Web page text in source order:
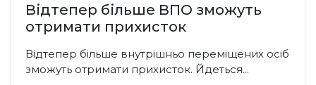
Відтепер більше ВПО зможуть
отримати прихисток
Відтепер більше внутрішньо переміщених осіб
зможуть отримати прихисток. Йдеться...